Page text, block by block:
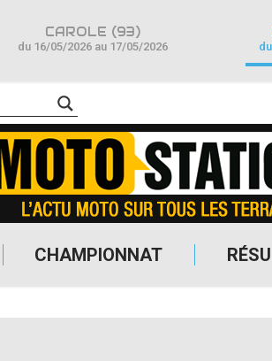
CHAMPIONNAT
CAROLE (93)
du 16/05/2026 au 17/05/2026